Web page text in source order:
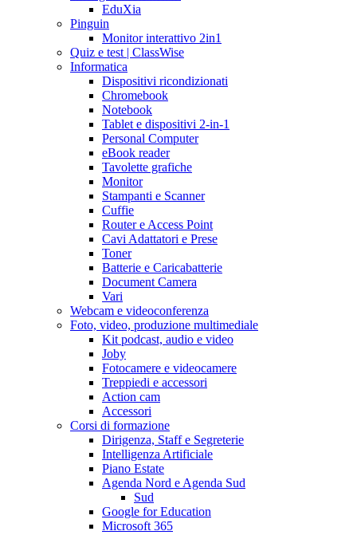
EduXia
Pinguin
Monitor interattivo 2in1
Quiz e test | ClassWise
Informatica
Dispositivi ricondizionati
Chromebook
Notebook
Tablet e dispositivi 2-in-1
Personal Computer
eBook reader
Tavolette grafiche
Monitor
Stampanti e Scanner
Cuffie
Router e Access Point
Cavi Adattatori e Prese
Toner
Batterie e Caricabatterie
Document Camera
Vari
Webcam e videoconferenza
Foto, video, produzione multimediale
Kit podcast, audio e video
Joby
Fotocamere e videocamere
Treppiedi e accessori
Action cam
Accessori
Corsi di formazione
Dirigenza, Staff e Segreterie
Intelligenza Artificiale
Piano Estate
Agenda Nord e Agenda Sud
Sud
Google for Education
Microsoft 365